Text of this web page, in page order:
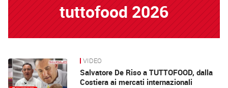
tuttofood 2026
News VIDEO
Salvatore De Riso a TUTTOFOOD, dalla
Costiera ai mercati internazionali